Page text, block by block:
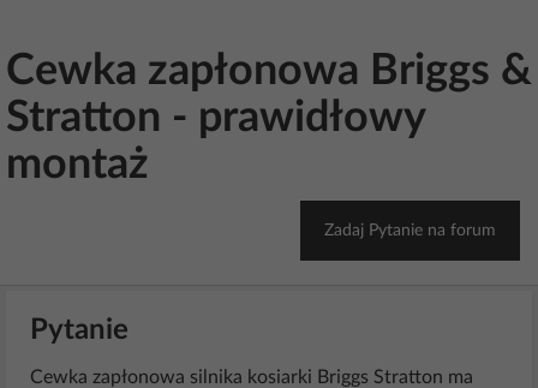
Cewka zapłonowa Briggs &
Stratton - prawidłowy
montaż
Zadaj Pytanie na forum
Pytanie
Cewka zapłonowa silnika kosiarki Briggs Stratton ma